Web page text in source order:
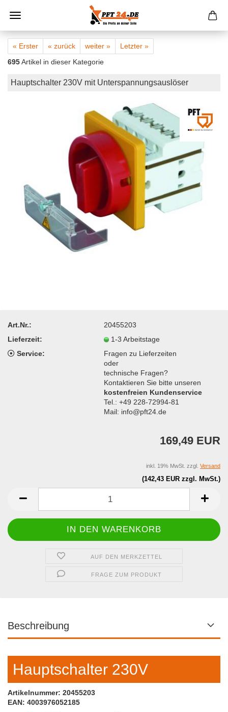
« Erster « zurück weiter »
Letzter »
695Artikel in dieser Kategorie
Hauptschalter 230V mit Unterspannungsauslöser
Art.Nr.:
20455203
Lieferzeit:
1-3 Arbeitstage
Service:
Fragen zu Lieferzeiten
oder
technische Fragen?
Kontaktieren Sie bitte unseren
kostenfreien Kundenservice
Tel.: +49 228-72994-81
Mail: info@pft24.de
169,49 EUR
(142,43 EUR zzgl. MwSt.)
inkl. 19% MwSt. zzgl. Versand
AUF DEN MERKZETTEL
FRAGE ZUM PRODUKT
Beschreibung
Hauptschalter 230V
Artikelnummer: 20455203
EAN: 4003976052185